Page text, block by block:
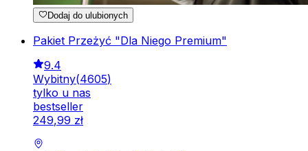
Dodaj do ulubionych
Pakiet Przeżyć "Dla Niego Premium"
9.4
Wybitny(4605)
tylko u nas
bestseller
249,99 zł